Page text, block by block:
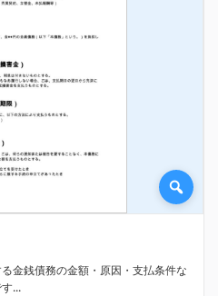
金銭債務の金額・原因・支払条件な
...